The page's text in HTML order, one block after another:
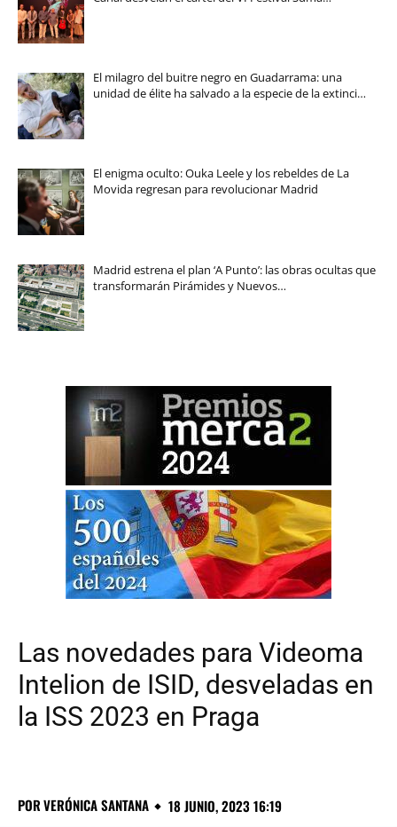
El milagro del buitre negro en Guadarrama: una
unidad de élite ha salvado a la especie de la extinci…
El enigma oculto: Ouka Leele y los rebeldes de La
Movida regresan para revolucionar Madrid
Madrid estrena el plan ‘A Punto’: las obras ocultas que
transformarán Pirámides y Nuevos…
Las novedades para Videoma
Intelion de ISID, desveladas en
la ISS 2023 en Praga
PORVERÓNICA SANTANA 18 JUNIO, 2023 16:19